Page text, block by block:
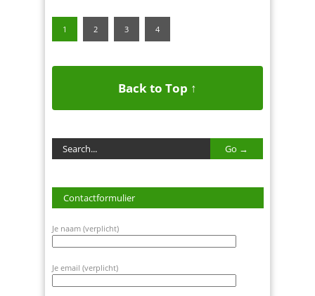
1 2 3 4
Back to Top ↑
Contactformulier
Je naam (verplicht)
Je email (verplicht)